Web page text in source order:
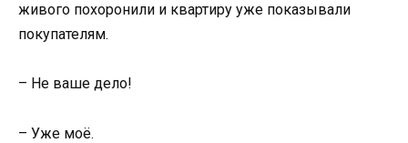
живого похоронили и квартиру уже показывали
покупателям.
– Не ваше дело!
– Уже моё.